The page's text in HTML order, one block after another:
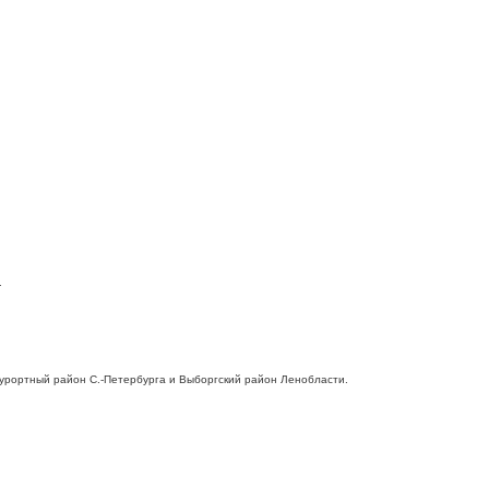
район С.-Петербурга и Выборгский район Ленобласти.